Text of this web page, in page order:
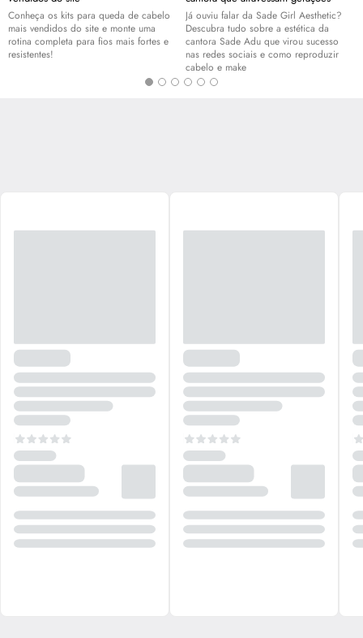
Conheça os kits para queda de cabelo
mais vendidos do site e monte uma
rotina completa para fios mais fortes e
resistentes!
Já ouviu falar da Sade Girl Aesthetic?
Descubra tudo sobre a estética da
cantora Sade Adu que virou sucesso
nas redes sociais e como reproduzir
cabelo e make